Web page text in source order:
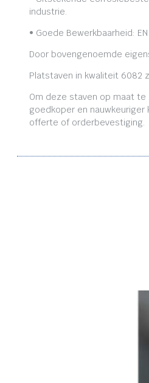
industrie.
• Goede Bewerkbaarheid:
Door bovengenoemde
Platstaven in kwaliteit 6082
Om deze staven op maat te
goedkoper en
offerte of orderbevestiging.